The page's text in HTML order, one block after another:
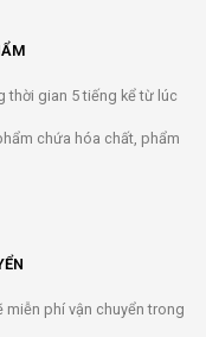
thời gian 5 tiếng kể từ lúc
chứa hóa chất, phẩm
phí vận chuyển trong